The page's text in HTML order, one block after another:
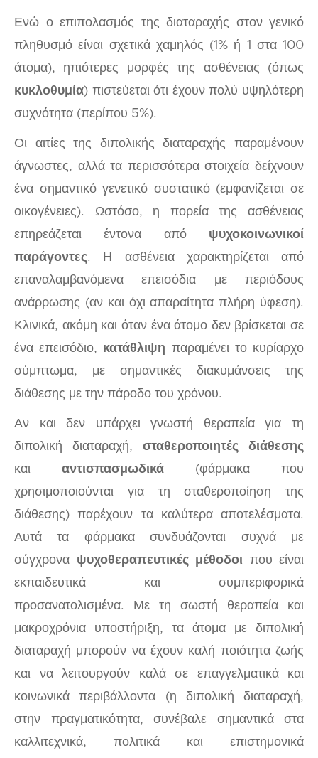
Ενώ ο επιπολασμός της διαταραχής στον γενικό
πληθυσμό είναι σχετικά χαμηλός (1% ή 1 στα 100
άτομα), ηπιότερες μορφές της ασθένειας (όπως
κυκλοθυμία) πιστεύεται ότι έχουν πολύ υψηλότερη
συχνότητα (περίπου 5%).
Οι αιτίες της διπολικής διαταραχής παραμένουν
άγνωστες, αλλά τα περισσότερα στοιχεία δείχνουν
ένα σημαντικό γενετικό συστατικό (εμφανίζεται σε
οικογένειες). Ωστόσο, η πορεία της ασθένειας
επηρεάζεται έντονα από ψυχοκοινωνικοί
παράγοντες. Η ασθένεια χαρακτηρίζεται από
επαναλαμβανόμενα επεισόδια με περιόδους
ανάρρωσης (αν και όχι απαραίτητα πλήρη ύφεση).
Κλινικά, ακόμη και όταν ένα άτομο δεν βρίσκεται σε
ένα επεισόδιο, κατάθλιψη παραμένει το κυρίαρχο
σύμπτωμα, με σημαντικές διακυμάνσεις της
διάθεσης με την πάροδο του χρόνου.
Αν και δεν υπάρχει γνωστή θεραπεία για τη
διπολική διαταραχή, σταθεροποιητές διάθεσης
και αντισπασμωδικά (φάρμακα που
χρησιμοποιούνται για τη σταθεροποίηση της
διάθεσης) παρέχουν τα καλύτερα αποτελέσματα.
Αυτά τα φάρμακα συνδυάζονται συχνά με
σύγχρονα ψυχοθεραπευτικές μέθοδοι που είναι
εκπαιδευτικά και συμπεριφορικά
προσανατολισμένα. Με τη σωστή θεραπεία και
μακροχρόνια υποστήριξη, τα άτομα με διπολική
διαταραχή μπορούν να έχουν καλή ποιότητα ζωής
και να λειτουργούν καλά σε επαγγελματικά και
κοινωνικά περιβάλλοντα (η διπολική διαταραχή,
στην πραγματικότητα, συνέβαλε σημαντικά στα
καλλιτεχνικά, πολιτικά και επιστημονικά